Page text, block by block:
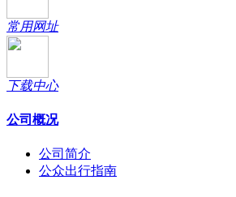
常用网址
下载中心
公司概况
公司简介
公众出行指南